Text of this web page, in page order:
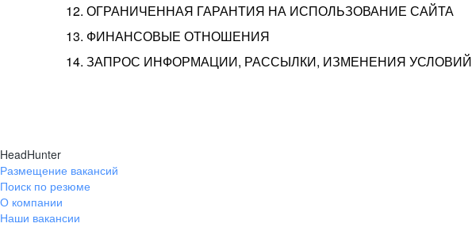
12. ОГРАНИЧЕННАЯ ГАРАНТИЯ НА ИСПОЛЬЗОВАНИЕ САЙТА
13. ФИНАНСОВЫЕ ОТНОШЕНИЯ
14. ЗАПРОС ИНФОРМАЦИИ, РАССЫЛКИ, ИЗМЕНЕНИЯ УСЛОВИЙ
HeadHunter
Размещение вакансий
Поиск по резюме
О компании
Наши вакансии